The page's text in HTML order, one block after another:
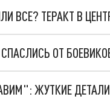
ВСЕ? ТЕРАКТ В
ОТ